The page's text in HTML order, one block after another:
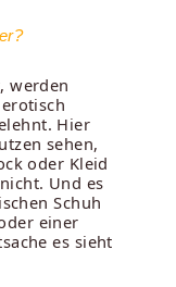
werden
Hier
sehen,
oder Kleid
Und es
Schuh
einer
es sieht